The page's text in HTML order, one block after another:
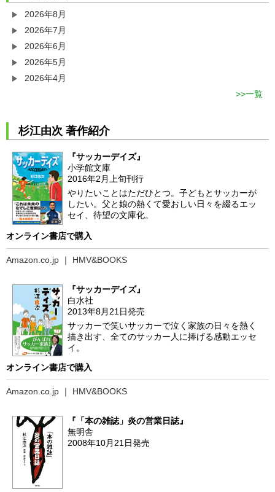
2026年8月
2026年7月
2026年6月
2026年5月
2026年4月
一覧
杉江由次 著作紹介
『サッカーデイズ』
小学館文庫
2016年2月上旬刊行
やりたいことはただひとつ。子どもとサッカーが
したい。父と娘の熱くて愛おしい日々を綴るエッ
セイ、待望の文庫化。
オンライン書店で購入
Amazon.co.jp ｜ HMV&BOOKS
『サッカーデイズ』
白水社
2013年8月21日発売
サッカーで笑いサッカーで泣く家族の日々を熱く
描き出す、全てのサッカー人に捧げる感動エッセ
イ。
オンライン書店で購入
Amazon.co.jp ｜ HMV&BOOKS
『「本の雑誌」炎の営業日誌』
無明舎
2008年10月21日発売